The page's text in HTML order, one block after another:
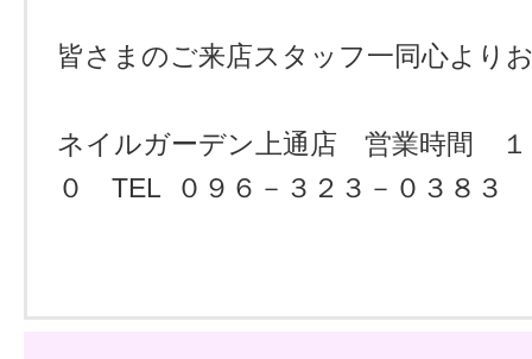
皆さまのご来店スタッフ一同心より
ネイルガーデン上通店 営業時間 １
０ TEL ０９６－３２３－０３８３